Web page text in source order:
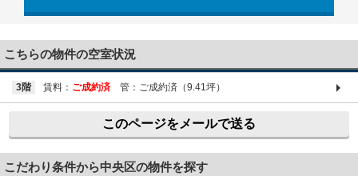
こちらの物件の空室状況
3階 賃料： ご成約済 管：ご成約済（9.41坪）
このページをメールで送る
こだわり条件から中央区の物件を探す